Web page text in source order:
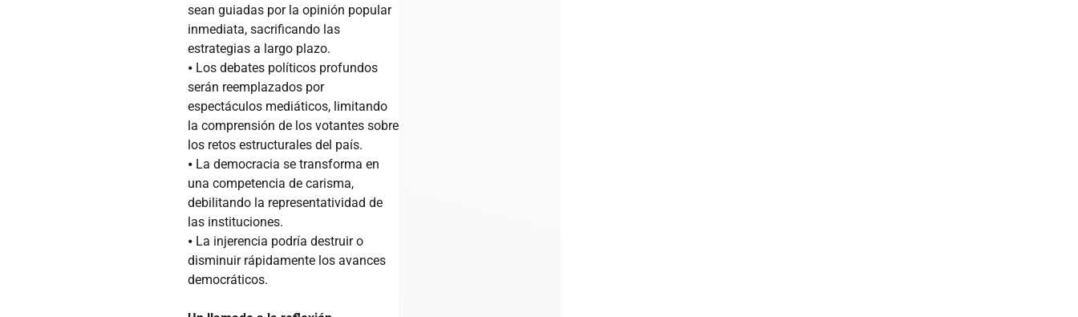
sean guiadas por la opinión popular
inmediata, sacrificando las
estrategias a largo plazo.
⦁ Los debates políticos profundos
serán reemplazados por
espectáculos mediáticos, limitando
la comprensión de los votantes sobre
los retos estructurales del país.
⦁ La democracia se transforma en
una competencia de carisma,
debilitando la representatividad de
las instituciones.
⦁ La injerencia podría destruir o
disminuir rápidamente los avances
democráticos.